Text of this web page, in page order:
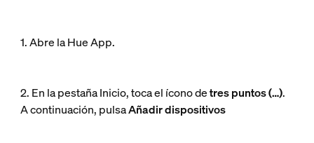
1. Abre la Hue App.
2. En la pestaña Inicio, toca el ícono detres puntos (…).
A continuación, pulsaAñadir dispositivos